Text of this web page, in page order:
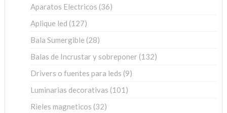
Aparatos Electricos 3636
Aplique led 127127
Bala Sumergible 2828
Balas de Incrustar y sobreponer 132132
Drivers o fuentes para leds 99
Luminarias decorativas 101 101
Rieles magneticos 3232